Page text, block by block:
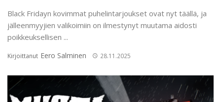
Black Fridayn kovimmat puhelintarjoukset ovat nyt täällä, ja
jälleenmyyjien valikoimiin on ilmestynyt muutama aidosti
poikkeuksellisen ...
Kirjoittanut Eero Salminen 28.11.2025